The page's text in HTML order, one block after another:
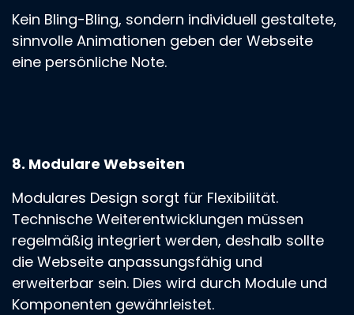
Kein Bling-Bling, sondern individuell gestaltete,
sinnvolle Animationen geben der Webseite
eine persönliche Note.
8. Modulare Webseiten
Modulares Design sorgt für Flexibilität.
Technische Weiterentwicklungen müssen
regelmäßig integriert werden, deshalb sollte
die Webseite anpassungsfähig und
erweiterbar sein. Dies wird durch Module und
Komponenten gewährleistet.